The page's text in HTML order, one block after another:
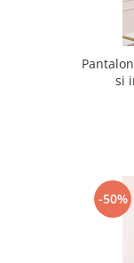
si
-50%